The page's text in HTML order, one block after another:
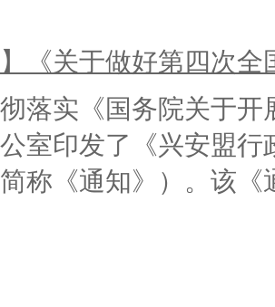
】《关于做好第四次
落实《国务院关于
室印发了《兴安盟
称《通知》）。该